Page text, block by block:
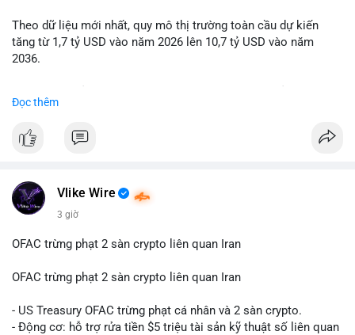
Lời khuyên: Nhà đầu tư nhỏ lẻ nên quan sát thêm 2-4 giờ sau
khi giao dịch được xác nhận, tránh hành động theo cảm xúc.
ưu tiên quản trị rủi ro trong giai đoạn biến động mạnh.
#btcmempool65k
Theo dữ liệu mới nhất, quy mô thị trường toàn cầu dự kiến
tăng từ 1,7 tỷ USD vào năm 2026 lên 10,7 tỷ USD vào năm
2036.
hàng năm (CAGR) ấn tượng lên tới 20,2%.
Điều gì đang thúc đẩy sự tăng trưởng vượt bậc này? Hãy cùng
Đọc thêm
Vlike Wire
3 giờ
OFAC trừng phạt 2 sàn crypto liên quan Iran
OFAC trừng phạt 2 sàn crypto liên quan Iran
- US Treasury OFAC trừng phạt cá nhân và 2 sàn crypto.
- Động cơ: hỗ trợ rửa tiền $5 triệu tài sản kỹ thuật số liên quan